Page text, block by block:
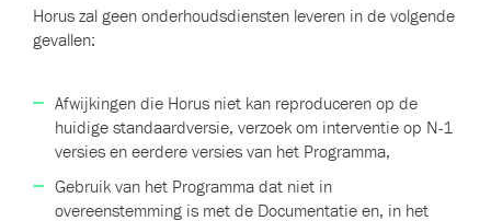
Horus zal geen onderhoudsdiensten leveren in de volgende
gevallen:
Afwijkingen die Horus niet kan reproduceren op de
huidige standaardversie, verzoek om interventie op N-1
versies en eerdere versies van het Programma,
Gebruik van het Programma dat niet in
overeenstemming is met de Documentatie en, in het